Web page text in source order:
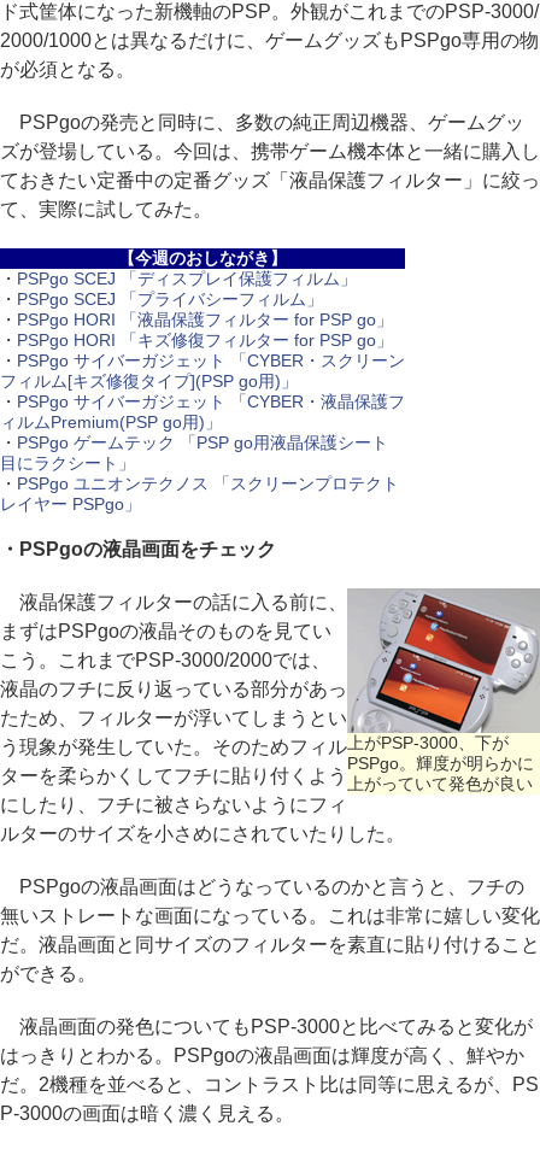
ド式筐体になった新機軸のPSP。外観がこれまでのPSP-3000/
2000/1000とは異なるだけに、ゲームグッズもPSPgo専用の物
が必須となる。
PSPgoの発売と同時に、多数の純正周辺機器、ゲームグッ
ズが登場している。今回は、携帯ゲーム機本体と一緒に購入し
ておきたい定番中の定番グッズ「液晶保護フィルター」に絞っ
て、実際に試してみた。
【今週のおしながき】
・ PSPgo SCEJ 「ディスプレイ保護フィルム」
・ PSPgo SCEJ 「プライバシーフィルム」
・ PSPgo HORI 「液晶保護フィルター for PSP go」
・ PSPgo HORI 「キズ修復フィルター for PSP go」
・ PSPgo サイバーガジェット 「CYBER・スクリーン
フィルム[キズ修復タイプ](PSP go用)」
・ PSPgo サイバーガジェット 「CYBER・液晶保護フ
ィルムPremium(PSP go用)」
・ PSPgo ゲームテック 「PSP go用液晶保護シート
目にラクシート」
・ PSPgo ユニオンテクノス 「スクリーンプロテクト
レイヤー PSPgo」
・PSPgoの液晶画面をチェック
上がPSP-3000、下が
PSPgo。輝度が明らかに
上がっていて発色が良い
液晶保護フィルターの話に入る前に、
まずはPSPgoの液晶そのものを見てい
こう。これまでPSP-3000/2000では、
液晶のフチに反り返っている部分があっ
たため、フィルターが浮いてしまうとい
う現象が発生していた。そのためフィル
ターを柔らかくしてフチに貼り付くよう
にしたり、フチに被さらないようにフィ
ルターのサイズを小さめにされていたりした。
PSPgoの液晶画面はどうなっているのかと言うと、フチの
無いストレートな画面になっている。これは非常に嬉しい変化
だ。液晶画面と同サイズのフィルターを素直に貼り付けること
ができる。
液晶画面の発色についてもPSP-3000と比べてみると変化が
はっきりとわかる。PSPgoの液晶画面は輝度が高く、鮮やか
だ。2機種を並べると、コントラスト比は同等に思えるが、PS
P-3000の画面は暗く濃く見える。